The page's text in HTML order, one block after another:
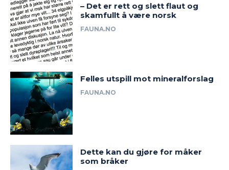
– Det er rett og slett flaut og
skamfullt å være norsk
FAUNA.NO
Felles utspill mot mineralforslag
FAUNA.NO
Dette kan du gjøre for måker
som bråker